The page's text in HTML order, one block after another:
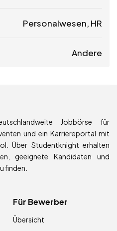
Personalwesen, HR
Andere
Jobbörse für
und ein Karriereportal mit
Über Studentknight erhalten
geeignete Kandidaten und
finden.
Für Bewerber
Übersicht